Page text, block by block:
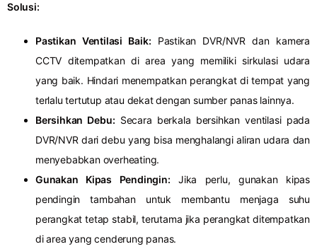
Solusi:
Pastikan Ventilasi Baik: Pastikan DVR/NVR dan kamera
CCTV ditempatkan di area yang memiliki sirkulasi udara
yang baik. Hindari menempatkan perangkat di tempat yang
terlalu tertutup atau dekat dengan sumber panas lainnya.
Bersihkan Debu: Secara berkala bersihkan ventilasi pada
DVR/NVR dari debu yang bisa menghalangi aliran udara dan
menyebabkan overheating.
Gunakan Kipas Pendingin: Jika perlu, gunakan kipas
pendingin tambahan untuk membantu menjaga suhu
perangkat tetap stabil, terutama jika perangkat ditempatkan
di area yang cenderung panas.